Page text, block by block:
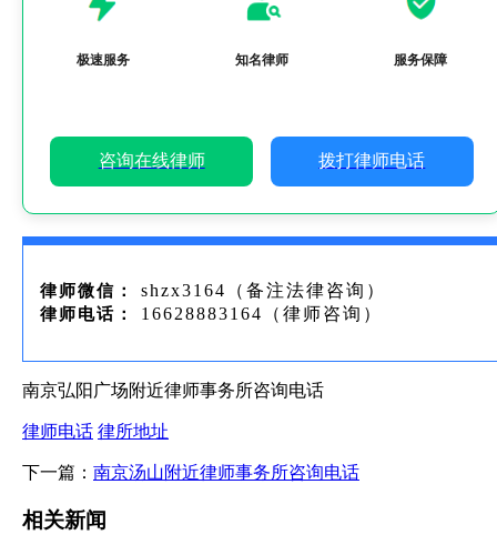
极速服务 知名律师 服务保障
咨询在线律师 拨打律师电话
律师微信： shzx3164（备注法律咨询）
律师电话： 16628883164（律师咨询）
南京弘阳广场附近律师事务所咨询电话
律师电话 律所地址
下一篇： 南京汤山附近律师事务所咨询电话
相关新闻